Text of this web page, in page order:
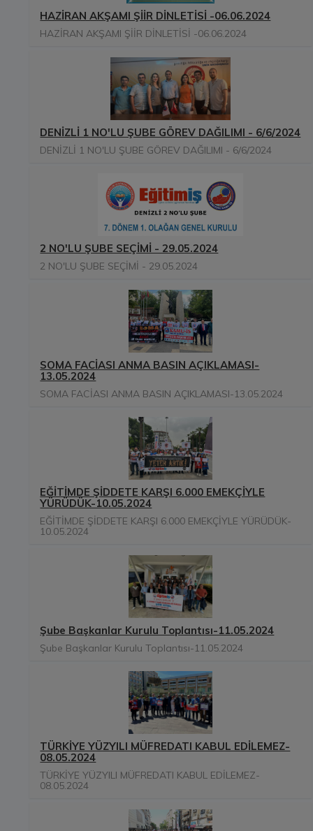
HAZİRAN AKŞAMI ŞİİR DİNLETİSİ -06.06.2024
HAZİRAN AKŞAMI ŞİİR DİNLETİSİ -06.06.2024
DENİZLİ 1 NO'LU ŞUBE GÖREV DAĞILIMI - 6/6/2024
DENİZLİ 1 NO'LU ŞUBE GÖREV DAĞILIMI - 6/6/2024
2 NO'LU ŞUBE SEÇİMİ - 29.05.2024
2 NO'LU ŞUBE SEÇİMİ - 29.05.2024
SOMA FACİASI ANMA BASIN AÇIKLAMASI-
13.05.2024
SOMA FACİASI ANMA BASIN AÇIKLAMASI-13.05.2024
EĞİTİMDE ŞİDDETE KARŞI 6.000 EMEKÇİYLE
YÜRÜDÜK-10.05.2024
EĞİTİMDE ŞİDDETE KARŞI 6.000 EMEKÇİYLE YÜRÜDÜK-
10.05.2024
Şube Başkanlar Kurulu Toplantısı-11.05.2024
Şube Başkanlar Kurulu Toplantısı-11.05.2024
TÜRKİYE YÜZYILI MÜFREDATI KABUL EDİLEMEZ-
08.05.2024
TÜRKİYE YÜZYILI MÜFREDATI KABUL EDİLEMEZ-
08.05.2024